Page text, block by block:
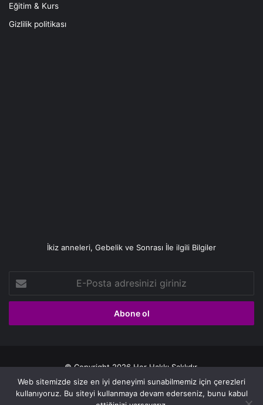
Eğitim & Kurs
Gizlilik politikası
İkiz anneleri, Gebelik ve Sonrası İle ilgili Bilgiler
Posta
adresinizi
© Copyright 2026 Her Hakkı Saklıdır.
Gizlilik politikası
Web sitemizde size en iyi deneyimi sunabilmemiz için çerezleri
kullanıyoruz. Bu siteyi kullanmaya devam ederseniz, bunu kabul